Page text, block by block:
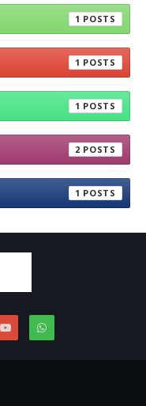
1
1
1
2
1